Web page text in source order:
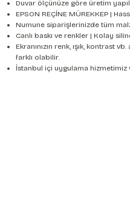
Duvar ölçünüze göre üretim
EPSON REÇİNE MÜREKKEP |
Numune siparişlerinizde tüm
Canlı baskı ve renkler | Kolay
Ekranınızın renk, ışık, kontrast
farklı olabilir.
İstanbul içi uygulama hizmetimiz